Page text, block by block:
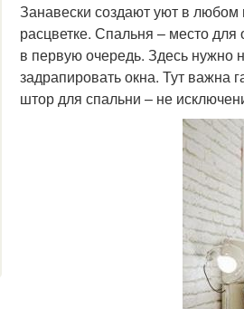
Занавески создают уют в
расцветке. Спальня – место
в первую очередь. Здесь нужно
задрапировать окна. Тут
штор для спальни – не